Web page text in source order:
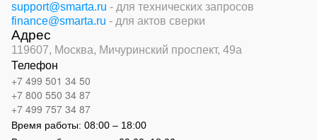
support@smarta.ru - для технических запросов
finance@smarta.ru - для актов сверки
Адрес
119607, Москва, Мичуринский проспект, 49а
Телефон
+7 499 501 34 50
+7 800 550 34 87
+7 499 757 34 87
Время работы: 08:00 – 18:00